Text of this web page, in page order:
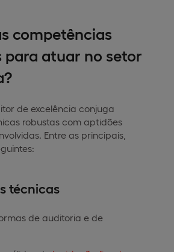
competências
para atuar no setor
de excelência conjuga
robustas com aptidões
Entre as principais,
técnicas
de auditoria e de